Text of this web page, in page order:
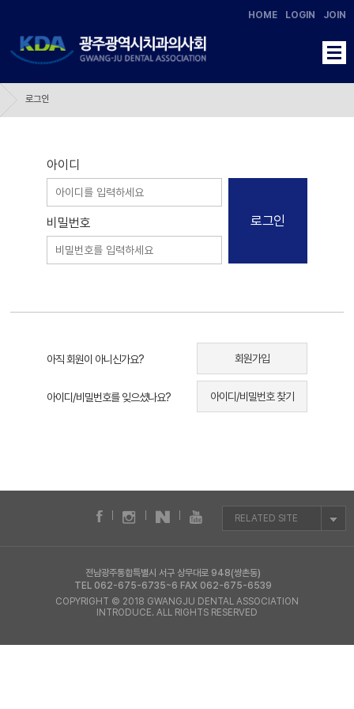
HOME LOGIN JOIN
로그인
아이디
비밀번호 로그인
아직 회원이 아니신가요? 회원가입
아이디/비밀번호를 잊으셨나요? 아이디/비밀번호 찾기
RELATED SITE
전남광주통합특별시 서구 상무대로 948(쌍촌동)
TEL 062-675-6735~6 FAX 062-675-6539
COPYRIGHT © 2018 GWANGJU DENTAL ASSOCIATION
INTRODUCE. ALL RIGHTS RESERVED